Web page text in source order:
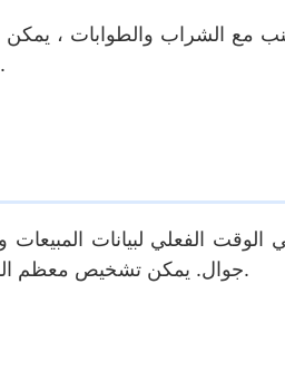
التكيف بسرعة مع تفضيلات الذوق المحلية دون زيادة تعقيد المخزون.
الفعلي لبيانات
جوال. يمكن تشخيص معظم المشكلات وحلها عن بعد ، مما يقلل من وقت التوقف وتكاليف الصيانة.